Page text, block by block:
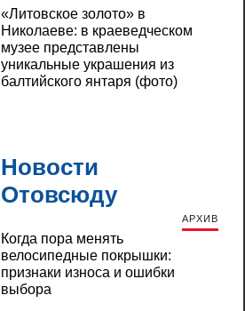
«Литовское золото» в
Николаеве: в краеведческом
музее представлены
уникальные украшения из
балтийского янтаря (фото)
Новости
Отовсюду
АРХИВ
Когда пора менять
велосипедные покрышки:
признаки износа и ошибки
выбора